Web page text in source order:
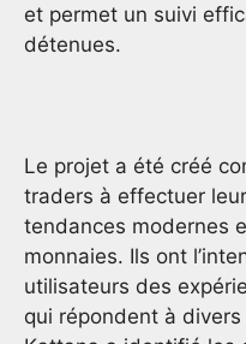
et permet un suivi
détenues.
Le projet a été créé
traders à effectuer
tendances modernes
monnaies. Ils ont
utilisateurs des
qui répondent à